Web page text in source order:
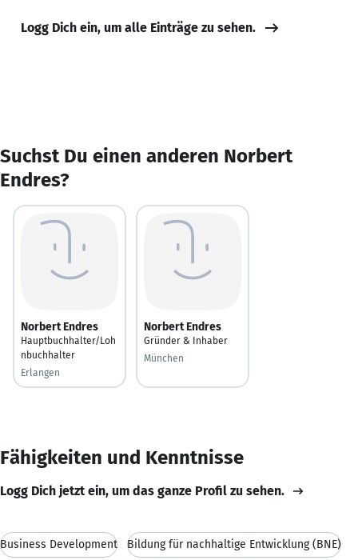
Logg Dich ein, um alle Einträge zu sehen.
Suchst Du einen anderen Norbert
Endres?
Norbert Endres
Hauptbuchhalter/Loh
nbuchhalter
Erlangen
Norbert Endres
Gründer & Inhaber
München
Fähigkeiten und Kenntnisse
Logg Dich jetzt ein, um das ganze Profil zu sehen.
Business Development Bildung für nachhaltige Entwicklung (BNE)